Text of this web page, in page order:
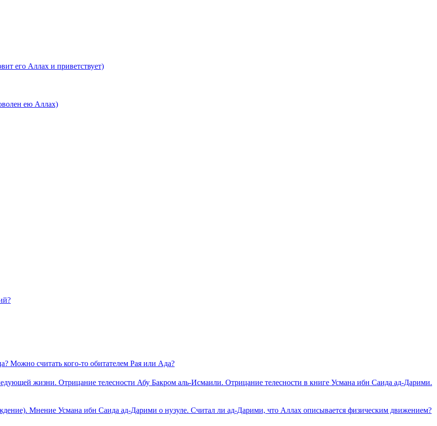
его Аллах и приветствует)
ею Аллах)
Можно считать кого-то обитателем Рая или Ада?
жизни. Отрицание телесности Абу Бакром аль-Исмаили. Отрицание телесности в книге Усмана ибн Саида ад-Дарими.
Мнение Усмана ибн Саида ад-Дарими о нузуле. Считал ли ад-Дарими, что Аллах описывается физическим движением?